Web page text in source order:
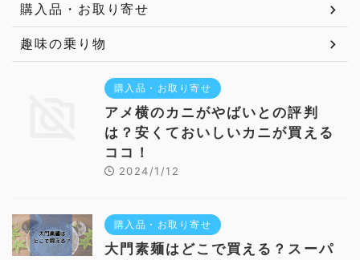
購入品・お取り寄せ
趣味の乗り物
購入品・お取り寄せ
アメ横のカニがやばいとの評判
は？安くておいしいカニが買える
ココ！
2024/1/12
購入品・お取り寄せ
大門素麺はどこで買える？スーパ